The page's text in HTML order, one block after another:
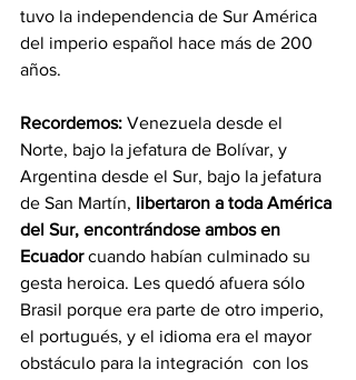
tuvo la independencia de Sur América
del imperio español hace más de 200
años.
Recordemos: Venezuela desde el
Norte, bajo la jefatura de Bolívar, y
Argentina desde el Sur, bajo la jefatura
de San Martín, libertaron a toda América
del Sur, encontrándose ambos en
Ecuador cuando habían culminado su
gesta heroica. Les quedó afuera sólo
Brasil porque era parte de otro imperio,
el portugués, y el idioma era el mayor
obstáculo para la integración  con los